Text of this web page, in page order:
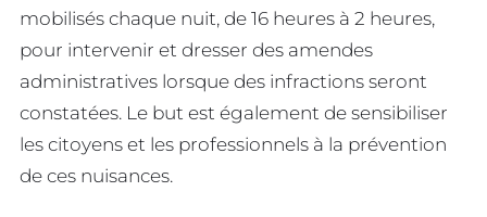
mobilisés chaque nuit, de 16 heures à 2 heures,
pour intervenir et dresser des amendes
administratives lorsque des infractions seront
constatées. Le but est également de sensibiliser
les citoyens et les professionnels à la prévention
de ces nuisances.